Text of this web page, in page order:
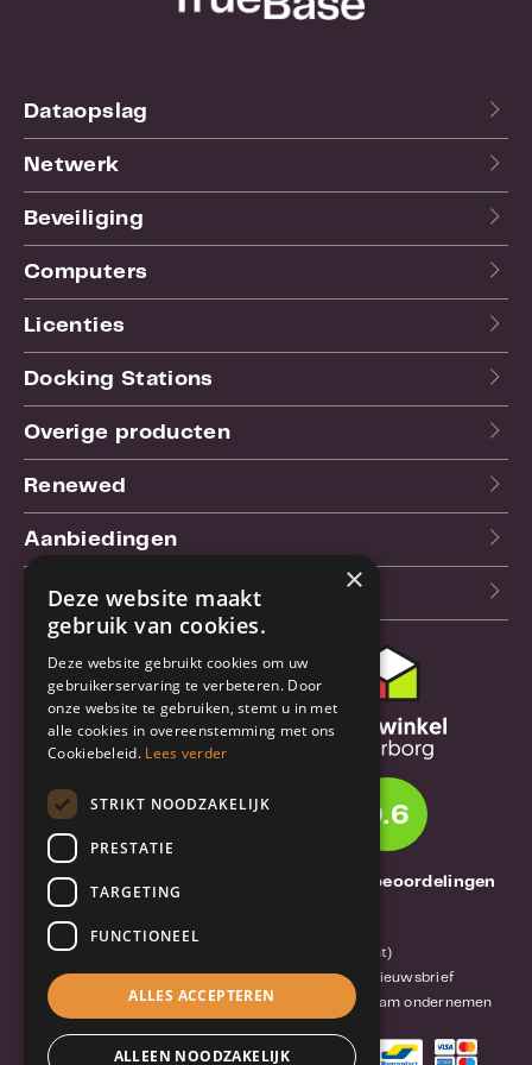
waar je ook gaat.
Dataopslag
Netwerk
Beveiliging
Computers
Licenties
Docking Stations
Overige producten
Renewed
Aanbiedingen
Blog
Klantenservice
Bestel- en
verzendinformatie
Garantie en reparatie
Annuleren of retourneren
Over TrueBase
9.6
1261 Thuisbeoordelingen
Over TrueBase
Privacy en voorwaarden (consument)
Algemene voorwaarden (zakelijk)
Blog en nieuwsbrief
Reviews van klanten
Mobile-Harddisk.nl Duurzaam ondernemen
×
Deze website maakt
gebruik van cookies.
Deze website gebruikt cookies om uw
gebruikerservaring te verbeteren. Door
onze website te gebruiken, stemt u in met
alle cookies in overeenstemming met ons
Cookiebeleid. Lees verder
STRIKT NOODZAKELIJK
PRESTATIE
TARGETING
FUNCTIONEEL
ALLES ACCEPTEREN
ALLEEN NOODZAKELIJK